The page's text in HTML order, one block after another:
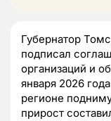
Губернатор
подписал
организаций и
января 2026
регионе
прирост